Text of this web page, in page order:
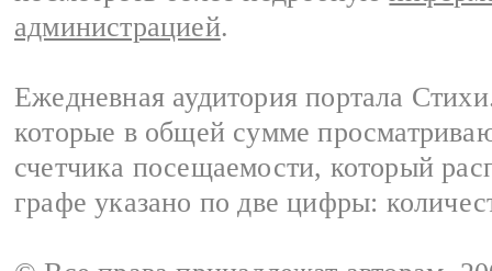
администрацией.
Ежедневная аудитория портала
которые в общей сумме
счетчика посещаемости, который
графе указано по две цифры: